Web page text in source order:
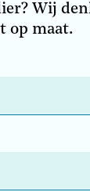
Wij
op maat.